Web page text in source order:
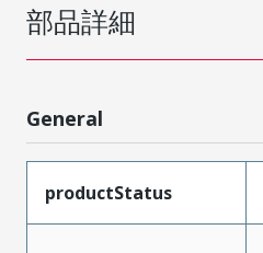
部品詳細
General
productStatus